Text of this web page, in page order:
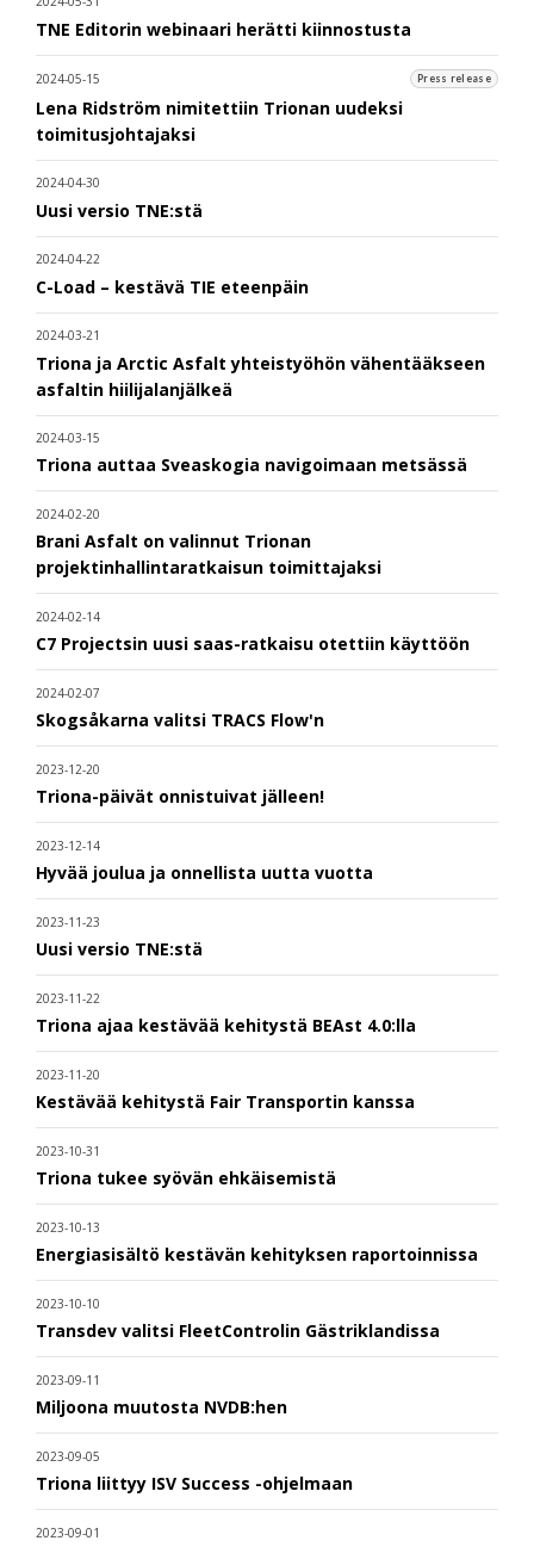
TNE Editorin webinaari herätti kiinnostusta
2024-05-15 Press release
Lena Ridström nimitettiin Trionan uudeksi
toimitusjohtajaksi
2024-04-30
Uusi versio TNE:stä
2024-04-22
C-Load – kestävä TIE eteenpäin
2024-03-21
Triona ja Arctic Asfalt yhteistyöhön vähentääkseen
asfaltin hiilijalanjälkeä
2024-03-15
Triona auttaa Sveaskogia navigoimaan metsässä
2024-02-20
Brani Asfalt on valinnut Trionan
projektinhallintaratkaisun toimittajaksi
2024-02-14
C7 Projectsin uusi saas-ratkaisu otettiin käyttöön
2024-02-07
Skogsåkarna valitsi TRACS Flow'n
2023-12-20
Triona-päivät onnistuivat jälleen!
2023-12-14
Hyvää joulua ja onnellista uutta vuotta
2023-11-23
Uusi versio TNE:stä
2023-11-22
Triona ajaa kestävää kehitystä BEAst 4.0:lla
2023-11-20
Kestävää kehitystä Fair Transportin kanssa
2023-10-31
Triona tukee syövän ehkäisemistä
2023-10-13
Energiasisältö kestävän kehityksen raportoinnissa
2023-10-10
Transdev valitsi FleetControlin Gästriklandissa
2023-09-11
Miljoona muutosta NVDB:hen
2023-09-05
Triona liittyy ISV Success -ohjelmaan
2023-09-01